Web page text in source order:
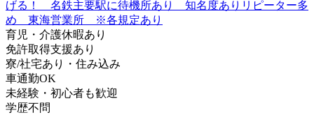
育児・介護休暇あり
免許取得支援あり
寮/社宅あり・住み込み
車通勤OK
未経験・初心者も歓迎
学歴不問